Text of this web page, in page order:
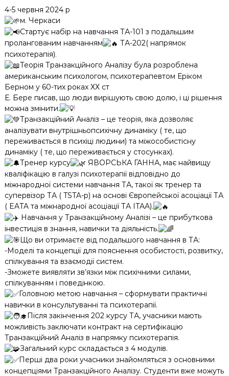
4-5 червня 2024 р
м. Черкаси
Стартує набір на навчання ТА-101 з подальшим
пролангованим навчанням
ТА-202( напрямок
психотерапія).
Теорія Транзакційного Аналізу була розроблена
американським психологом, психотерапевтом Еріком
Берном у 60-тих роках ХХ ст
Е. Бере писав, що люди вирішують свою долю, і ці рішення
можна змінити.
Транзакційний Аналіз – це теорія, яка дозволяє
аналізувати внутрішньопсихічну динаміку ( те, що
переживається в психіці людини) та міжособистісну
динаміку ( те, що переживається у стосунках).
Тренер курсу
ЯВОРСЬКА ГАННА, має найвищу
кваліфікацію в галузі психотерапії відповідно до
міжнародної системи навчання ТА, такої як тренер та
супервізор ТА ( TSTA-p) на основі Європейської асоціації ТА
( EATA та міжнародної асоціації ТА ITAA).
Навчання у Транзакційному Аналізі – це прибуткова
інвестиція в знання, навички та діяльність.
Що ви отримаєте від подальшого навчання в ТА:
-Моделі та концепції для пояснення особистості, розвитку,
спілкування та взаємодії систем.
-Зможете виявляти зв’язки між психічними силами,
спілкуванням і поведінкою.
Головною метою навчання – сформувати практичні
навички в консультуванні та психотерапії.
Після закінчення 202 курсу ТА, учасники мають
можливість заключати контракт на сертифікацію
Транзакційний Аналіз в напрямку психотерапія.
Загальний курс складається з 4 модулів.
Перші два роки учасники знайомляться з основними
концепціями Транзакційного Аналізу. Студенти вже можуть